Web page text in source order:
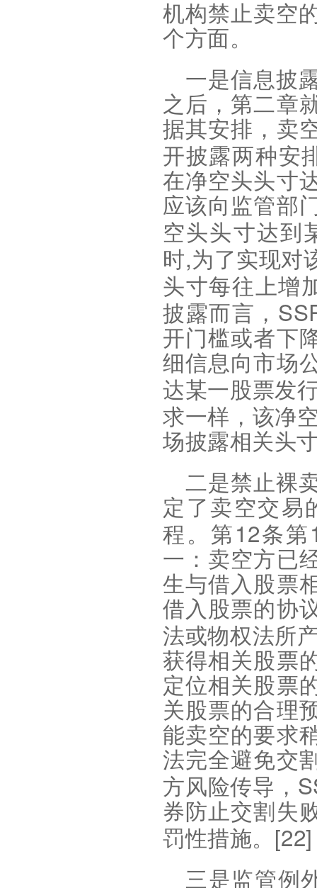
机构禁止卖空
个方面。
一是信息披
之后，第二章
据其安排，卖
开披露两种安
在净空头头寸
应该向监管部
空头头寸达到
时,为了实现对
头寸每往上增
披露而言，
开门槛或者下
细信息向市场
达某一股票发
求一样，该净
场披露相关头
二是禁止裸
定了卖空交易
程。第 12条第
一：卖空方已
生与借入股票
借入股票的协
法或物权法所
获得相关股票
定位相关股票
关股票的合理
能卖空的要求
法完全避免交
方风险传导，
券防止交割失
罚性措施。 [22]
三是监管例